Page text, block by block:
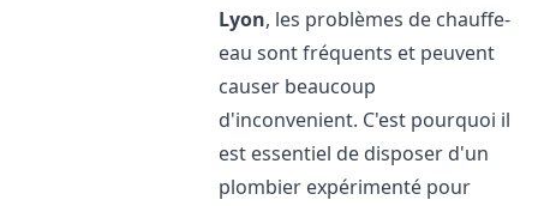
Lyon, les problèmes de chauffe-
eau sont fréquents et peuvent
causer beaucoup
d'inconvenient. C'est pourquoi il
est essentiel de disposer d'un
plombier expérimenté pour